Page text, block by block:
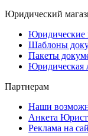
Юридический
Юридические
Шаблоны
Пакеты
Юридическая
Партнерам
Наши
Анкета
Реклама на